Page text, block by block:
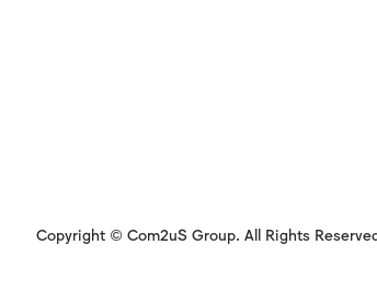
Copyright © Com2uS Group. All Rights